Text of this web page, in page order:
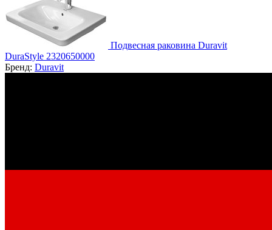
Подвесная раковина Duravit
DuraStyle 2320650000
Бренд: Duravit